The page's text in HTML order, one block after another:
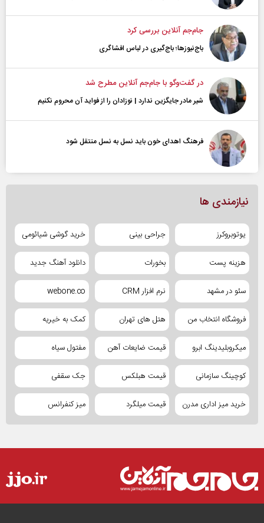
جام‌جم آنلاین بررسی کرد
باج‌نیوزها؛ باج‌گیری در لباس افشاگری
در گفت‌و‌گو با جام‌جم آنلاین مطرح شد
شیر مادر جایگزین ندارد | نوزادان را از فواید آن محروم نکنیم
فرهنگ اهدای خون باید نسل به نسل منتقل شود
نیازمندی ها
یوتوبروکرز جراحی بینی خرید گوشی شیائومی
هزینه پست بخورات دانلود آهنگ جدید
سئو در مشهد نرم افزار CRM webone.co
فروشگاه انتخاب من هتل های تهران کمک به خیریه
میکروبلیدینگ ابرو قیمت ضایعات آهن مفتول سیاه
کوچینگ سازمانی قیمت هبلکس جک سقفی
خرید میز اداری مدرن قیمت میلگرد میز کنفرانس